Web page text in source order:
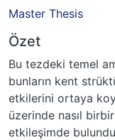
Master Thesis
Özet
Bu tezdeki temel
bunların kent
etkilerini ortaya
üzerinde nasıl
etkileşimde